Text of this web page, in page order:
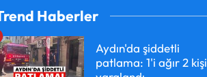
Haberler
Aydın'da şiddetli
patlama: 1'i ağır 2 kişi